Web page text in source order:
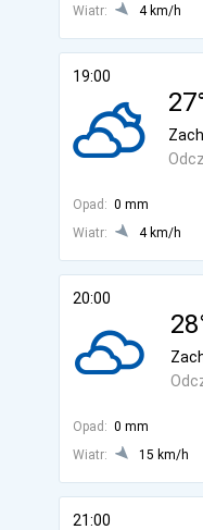
Wiatr:
4 km/h
19:00
Opad: 0 mm
Wiatr:
4 km/h
20:00
Opad: 0 mm
Wiatr:
15 km/h
21:00